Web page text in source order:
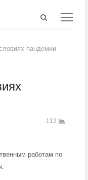
Open
пандемии
112
работам по